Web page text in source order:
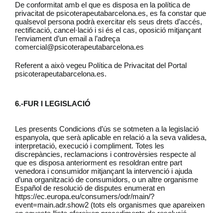
De conformitat amb el que es disposa en la política de
privacitat de psicoterapeutabarcelona.es, es fa constar que
qualsevol persona podrà exercitar els seus drets d’accés,
rectificació, cancel·lació i si és el cas, oposició mitjançant
l’enviament d’un email a l’adreça
comercial@psicoterapeutabarcelona.es
Referent a això vegeu Política de Privacitat del Portal
psicoterapeutabarcelona.es.
6.-FUR I LEGISLACIÓ
Les presents Condicions d’ús se sotmeten a la legislació
espanyola, que serà aplicable en relació a la seva validesa,
interpretació, execució i compliment. Totes les
discrepàncies, reclamacions i controvèrsies respecte al
que es disposa anteriorment es resoldran entre part
venedora i consumidor mitjançant la intervenció i ajuda
d’una organització de consumidors, o un altre organisme
Español de resolució de disputes enumerat en
https://ec.europa.eu/consumers/odr/main/?
event=main.adr.show2 (tots els organismes que apareixen